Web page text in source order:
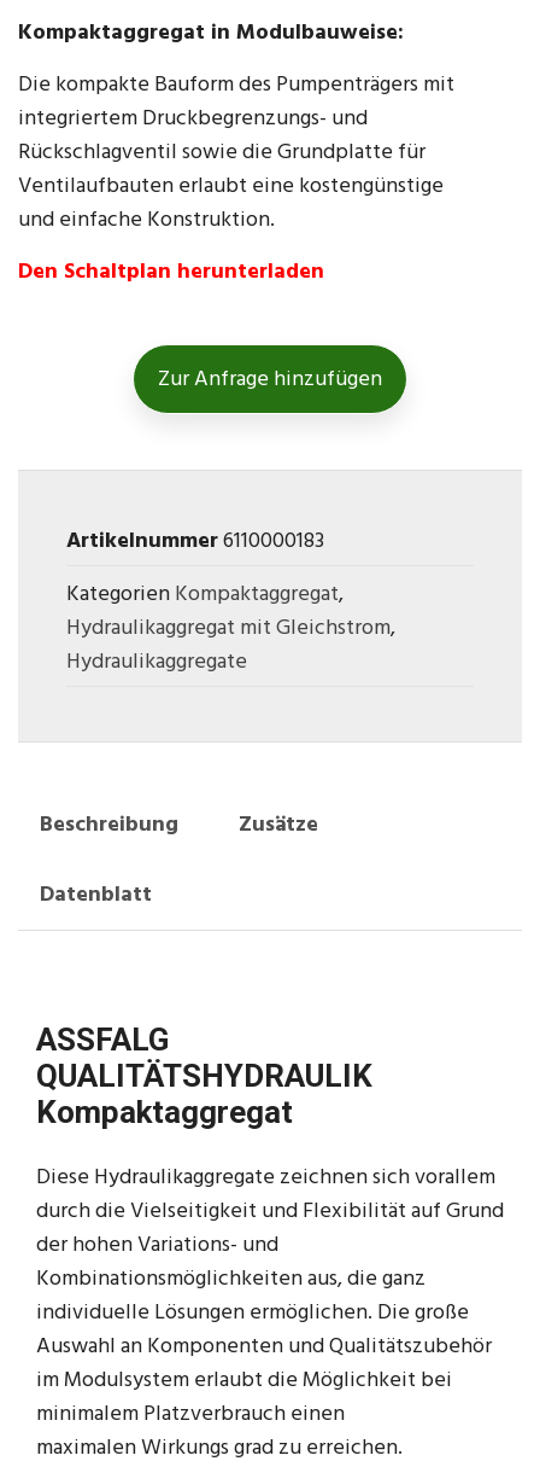
Kompaktaggregat in Modulbauweise:
Die kompakte Bauform des Pumpenträgers mit
integriertem Druckbegrenzungs- und
Rückschlagventil sowie die Grundplatte für
Ventilaufbauten erlaubt eine kostengünstige
und einfache Konstruktion.
Den Schaltplan herunterladen
Zur Anfrage hinzufügen
Artikelnummer6110000183
KategorienKompaktaggregat,
Hydraulikaggregat mit Gleichstrom,
Hydraulikaggregate
Beschreibung
Zusätze
Datenblatt
ASSFALG
QUALITÄTSHYDRAULIK
Kompaktaggregat
Diese Hydraulikaggregate zeichnen sich vorallem
durch die Vielseitigkeit und Flexibilität auf Grund
der hohen Variations- und
Kombinationsmöglichkeiten aus, die ganz
individuelle Lösungen ermöglichen. Die große
Auswahl an Komponenten und Qualitätszubehör
im Modulsystem erlaubt die Möglichkeit bei
minimalem Platzverbrauch einen
maximalen Wirkungs grad zu erreichen.